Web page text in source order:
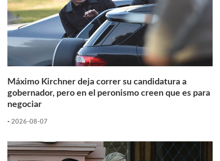
Máximo Kirchner deja correr su candidatura a
gobernador, pero en el peronismo creen que es para
negociar
- 2026-08-07